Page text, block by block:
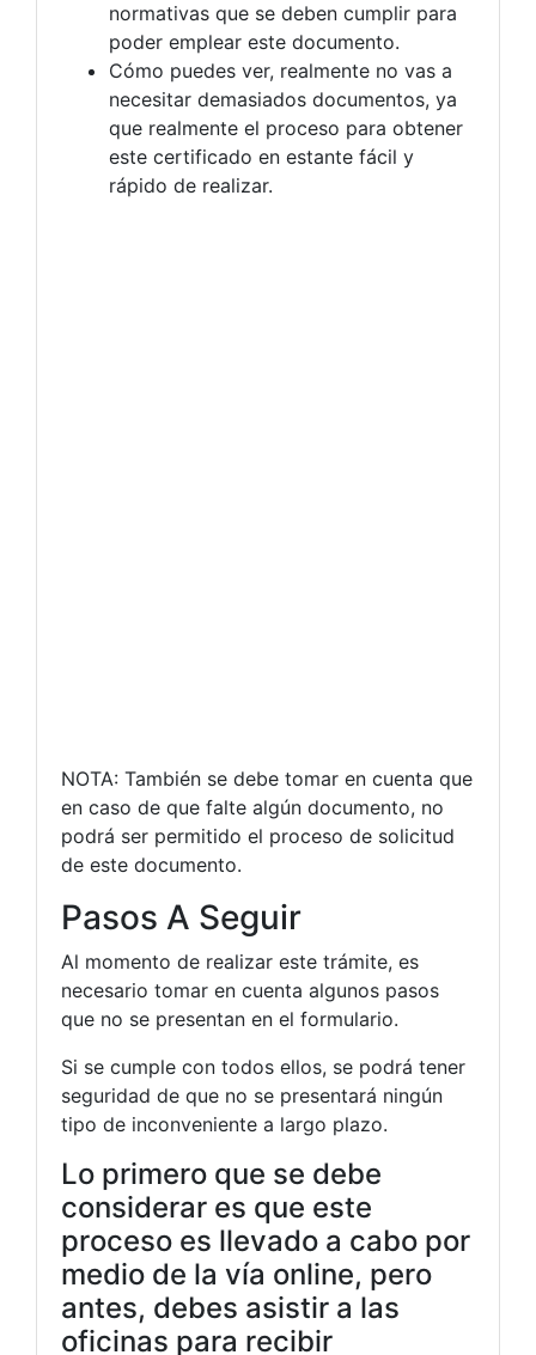
normativas que se deben cumplir para
poder emplear este documento.
Cómo puedes ver, realmente no vas a
necesitar demasiados documentos, ya
que realmente el proceso para obtener
este certificado en estante fácil y
rápido de realizar.
NOTA: También se debe tomar en cuenta que
en caso de que falte algún documento, no
podrá ser permitido el proceso de solicitud
de este documento.
Pasos A Seguir
Al momento de realizar este trámite, es
necesario tomar en cuenta algunos pasos
que no se presentan en el formulario.
Si se cumple con todos ellos, se podrá tener
seguridad de que no se presentará ningún
tipo de inconveniente a largo plazo.
Lo primero que se debe
considerar es que este
proceso es llevado a cabo por
medio de la vía online, pero
antes, debes asistir a las
oficinas para recibir